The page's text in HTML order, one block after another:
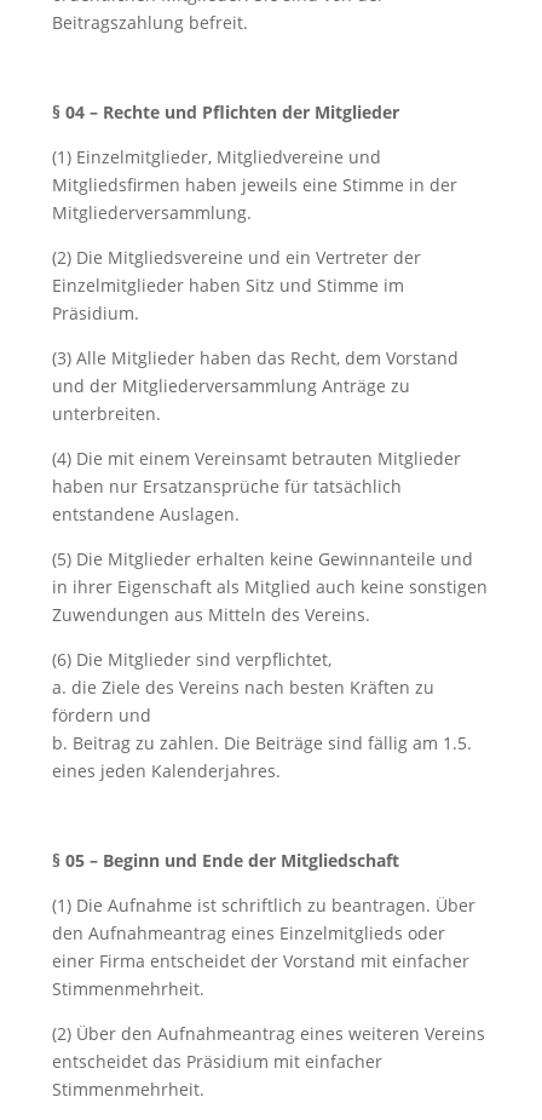
Beitragszahlung befreit.
§ 04 – Rechte und Pflichten der Mitglieder
(1) Einzelmitglieder, Mitgliedvereine und
Mitgliedsfirmen haben jeweils eine Stimme in der
Mitgliederversammlung.
(2) Die Mitgliedsvereine und ein Vertreter der
Einzelmitglieder haben Sitz und Stimme im
Präsidium.
(3) Alle Mitglieder haben das Recht, dem Vorstand
und der Mitgliederversammlung Anträge zu
unterbreiten.
(4) Die mit einem Vereinsamt betrauten Mitglieder
haben nur Ersatzansprüche für tatsächlich
entstandene Auslagen.
(5) Die Mitglieder erhalten keine Gewinnanteile und
in ihrer Eigenschaft als Mitglied auch keine sonstigen
Zuwendungen aus Mitteln des Vereins.
(6) Die Mitglieder sind verpflichtet,
a. die Ziele des Vereins nach besten Kräften zu
fördern und
b. Beitrag zu zahlen. Die Beiträge sind fällig am 1.5.
eines jeden Kalenderjahres.
§ 05 – Beginn und Ende der Mitgliedschaft
(1) Die Aufnahme ist schriftlich zu beantragen. Über
den Aufnahmeantrag eines Einzelmitglieds oder
einer Firma entscheidet der Vorstand mit einfacher
Stimmenmehrheit.
(2) Über den Aufnahmeantrag eines weiteren Vereins
entscheidet das Präsidium mit einfacher
Stimmenmehrheit.